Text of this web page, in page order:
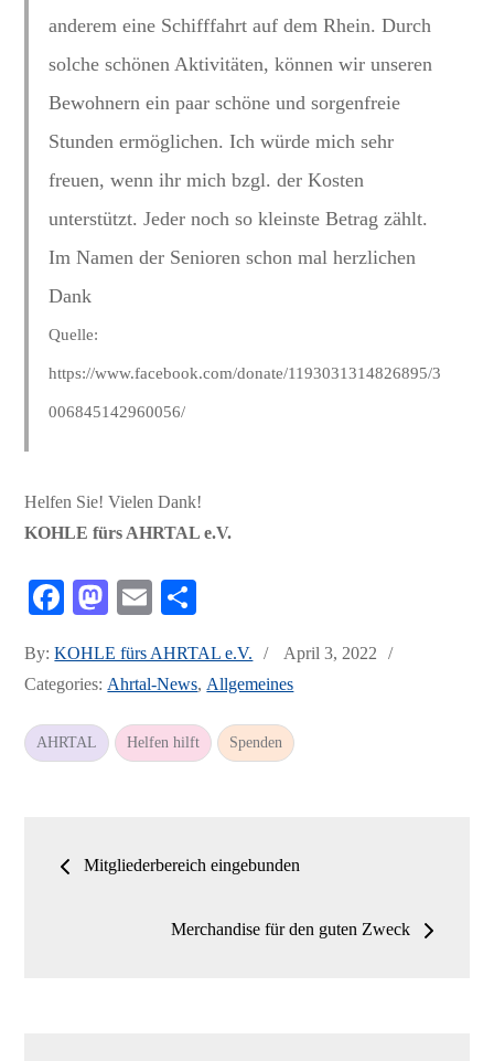
anderem eine Schifffahrt auf dem Rhein. Durch
solche schönen Aktivitäten, können wir unseren
Bewohnern ein paar schöne und sorgenfreie
Stunden ermöglichen. Ich würde mich sehr
freuen, wenn ihr mich bzgl. der Kosten
unterstützt. Jeder noch so kleinste Betrag zählt.
Im Namen der Senioren schon mal herzlichen
Dank
Quelle:
https://www.facebook.com/donate/1193031314826895/3
006845142960056/
Helfen Sie! Vielen Dank!
KOHLE fürs AHRTAL e.V.
Fa
bo
ok
M
to
do
n
E
ail n
By:KOHLE fürs AHRTAL e.V.
Posted
on
April 3, 2022
Categories: Ahrtal-News, Allgemeines
AHRTAL Helfen hilft Spenden
Beitrags-
Mitgliederbereich eingebunden
Merchandise für den guten Zweck